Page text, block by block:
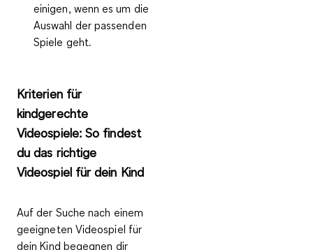
einigen, wenn es um die
Auswahl der passenden
Spiele geht.
Kriterien für
kindgerechte
Videospiele: So findest
du das richtige
Videospiel für dein Kind
Auf der Suche nach einem
geeigneten Videospiel für
dein Kind begegnen dir